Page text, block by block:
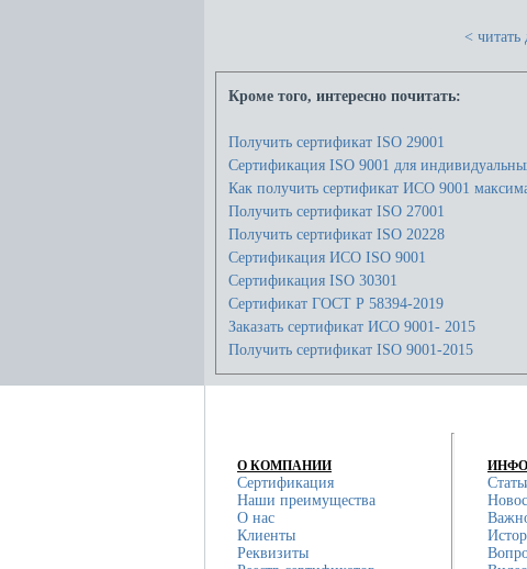
< читать
Кроме того, интересно почитать:
Получить сертификат ISO 29001
Сертификация ISO 9001 для
Как получить сертификат ИСО 9001
Получить сертификат ISO 27001
Получить сертификат ISO 20228
Сертификация ИСО ISO 9001
Сертификация ISO 30301
Сертификат ГОСТ Р 58394-2019
Заказать сертификат ИСО 9001- 2015
Получить сертификат ISO 9001-2015
О КОМПАНИИ
Сертификация
Наши преимущества
О нас
Клиенты
Реквизиты